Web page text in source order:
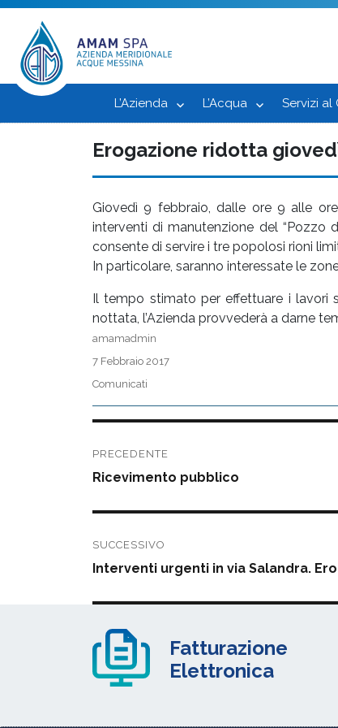
L’Azienda L’Acqua Servizi al
Erogazione ridotta
Giovedì 9 febbraio, dalle ore 9 alle ore
interventi di manutenzione del “Pozzo
consente di servire i tre popolosi rioni
In particolare, saranno interessate le
Il tempo stimato per effettuare i lavori
nottata, l’Azienda provvederà a darne
Autore
amamadmin
Pubblicato
7 Febbraio 2017
Categorie
Comunicati
articoli
PRECEDENTE
Articolo
Ricevimento pubblico
SUCCESSIVO
Articolo
Interventi urgenti in via Salandra.
Fatturazione
Elettronica